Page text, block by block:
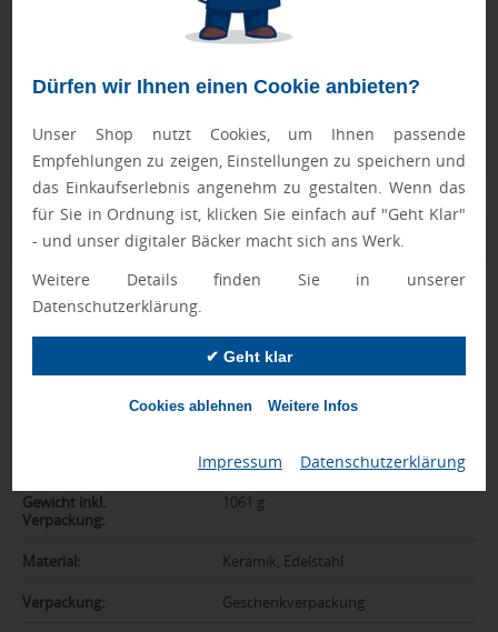
Dürfen wir Ihnen einen Cookie anbieten?
Unser Shop nutzt Cookies, um Ihnen passende
Empfehlungen zu zeigen, Einstellungen zu speichern und
das Einkaufserlebnis angenehm zu gestalten. Wenn das
für Sie in Ordnung ist, klicken Sie einfach auf "Geht Klar"
- und unser digitaler Bäcker macht sich ans Werk.
Weitere Details finden Sie in unserer
Datenschutzerklärung.
✔ Geht klar
Cookies ablehnen Weitere Infos
Impressum Datenschutzerklärung
Nur Produkte, die unserenQualitätscheck
Qualitätssicherung
Zusatzinformation
Artikelnummer:
Marke: Boska
Farbe: weiß
770 g
Gewicht inkl.
Verpackung:
1061 g
Material: Keramik, Edelstahl
Verpackung: Geschenkverpackung